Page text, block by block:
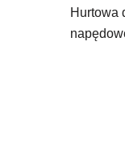
Hurtowa